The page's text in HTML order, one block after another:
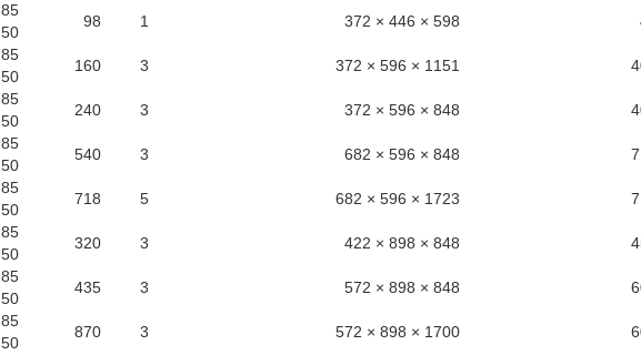
598 × 446 × 372
1
98
85 فولت - 265 فولت
50 هرتز / 60 هرتز
1151 × 596 × 372
3
160
85 فولت - 265 فولت
50 هرتز / 60 هرتز
848 × 596 × 372
3
240
85 فولت - 265 فولت
50 هرتز / 60 هرتز
848 × 596 × 682
3
540
85 فولت - 265 فولت
50 هرتز / 60 هرتز
1723 × 596 × 682
5
718
85 فولت - 265 فولت
50 هرتز / 60 هرتز
848 × 898 × 422
3
320
85 فولت - 265 فولت
50 هرتز / 60 هرتز
848 × 898 × 572
3
435
85 فولت - 265 فولت
50 هرتز / 60 هرتز
1700 × 898 × 572
3
870
85 فولت - 265 فولت
50 هرتز / 60 هرتز